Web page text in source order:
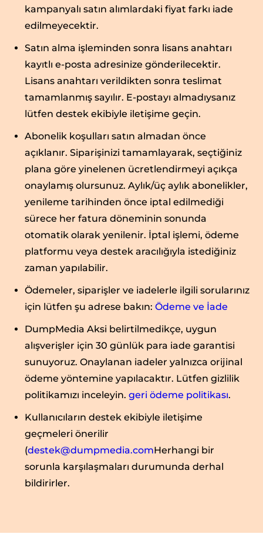
kampanyalı satın alımlardaki fiyat farkı iade
edilmeyecektir.
Satın alma işleminden sonra lisans anahtarı
kayıtlı e-posta adresinize gönderilecektir.
Lisans anahtarı verildikten sonra teslimat
tamamlanmış sayılır. E-postayı almadıysanız
lütfen destek ekibiyle iletişime geçin.
Abonelik koşulları satın almadan önce
açıklanır. Siparişinizi tamamlayarak, seçtiğiniz
plana göre yinelenen ücretlendirmeyi açıkça
onaylamış olursunuz. Aylık/üç aylık abonelikler,
yenileme tarihinden önce iptal edilmediği
sürece her fatura döneminin sonunda
otomatik olarak yenilenir. İptal işlemi, ödeme
platformu veya destek aracılığıyla istediğiniz
zaman yapılabilir.
Ödemeler, siparişler ve iadelerle ilgili sorularınız
için lütfen şu adrese bakın:Ödeme ve İade
DumpMedia Aksi belirtilmedikçe, uygun
alışverişler için 30 günlük para iade garantisi
sunuyoruz. Onaylanan iadeler yalnızca orijinal
ödeme yöntemine yapılacaktır. Lütfen gizlilik
politikamızı inceleyin.geri ödeme politikası.
Kullanıcıların destek ekibiyle iletişime
geçmeleri önerilir
(destek@dumpmedia.comHerhangi bir
sorunla karşılaşmaları durumunda derhal
bildirirler.